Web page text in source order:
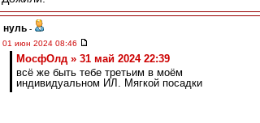
нуль -
01 июн 2024 08:46
МосфОлд » 31 май 2024 22:39
всё же быть тебе третьим в моём
индивидуальном ИЛ. Мягкой посадки